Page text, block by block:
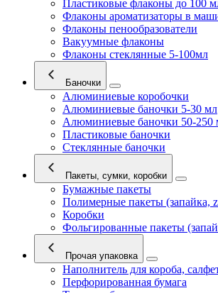
Пластиковые флаконы до 100
Флаконы ароматизаторы в
Флаконы пенообразователи
Вакуумные флаконы
Флаконы стеклянные 5-100мл
Баночки
Алюминиевые коробочки
Алюминиевые баночки 5-30 мл
Алюминиевые баночки 50-250
Пластиковые баночки
Стеклянные баночки
Пакеты, сумки, коробки
Бумажные пакеты
Полимерные пакеты (запайка,
Коробки
Фольгированные пакеты
Прочая упаковка
Наполнитель для короба,
Перфорированная бумага